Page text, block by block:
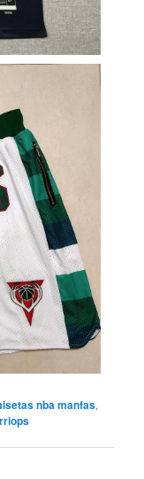
nba manfas,